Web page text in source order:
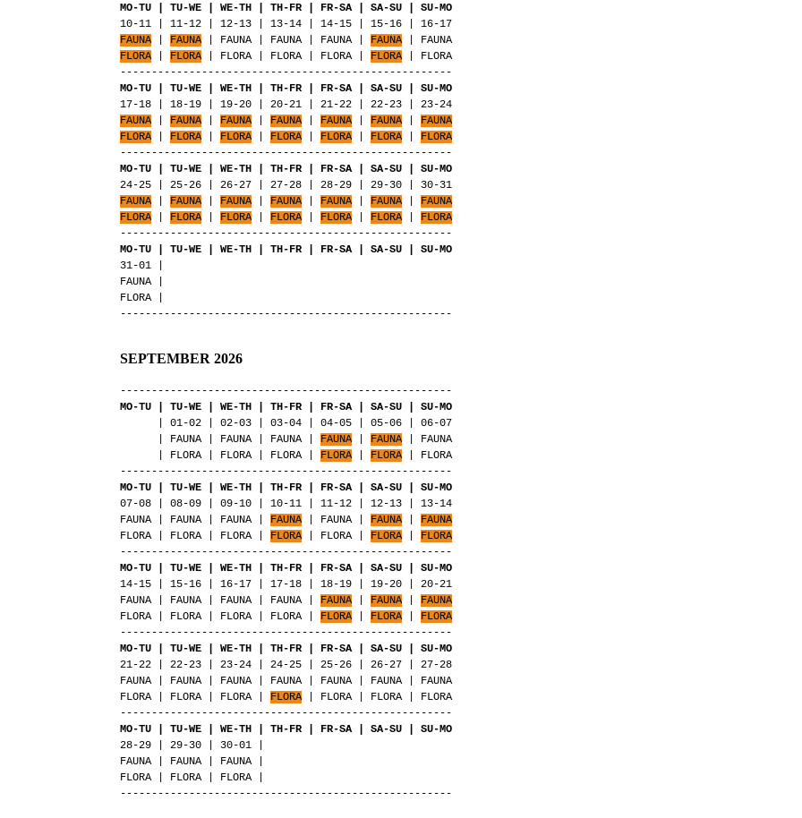
MO-TU | TU-WE | WE-TH | TH-FR | FR-SA | SA-SU | SU-MO
10-11 | 11-12 | 12-13 | 13-14 | 14-15 | 15-16 | 16-17
FAUNA
FAUNA | FAUNA | FAUNA | FAUNA | FAUNA | FAUNA
FLORA
FLORA | FLORA | FLORA | FLORA | FLORA | FLORA
-----------------------------------------------------
MO-TU | TU-WE | WE-TH | TH-FR | FR-SA | SA-SU | SU-MO
17-18 | 18-19 | 19-20 | 20-21 | 21-22 | 22-23 | 23-24
FAUNA
FAUNA FAUNA FAUNA FAUNA FAUNA
FAUNA
FLORA
FLORA FLORA FLORA FLORA FLORA
FLORA
-----------------------------------------------------
MO-TU | TU-WE | WE-TH | TH-FR | FR-SA | SA-SU | SU-MO
24-25 | 25-26 | 26-27 | 27-28 | 28-29 | 29-30 | 30-31
FAUNA
FAUNA FAUNA FAUNA FAUNA FAUNA
FAUNA
FLORA
FLORA FLORA FLORA FLORA FLORA
FLORA
-----------------------------------------------------
MO-TU | TU-WE | WE-TH | TH-FR | FR-SA | SA-SU | SU-MO
31-01 |
FAUNA |
FLORA |
-----------------------------------------------------
SEPTEMBER 2026
-----------------------------------------------------
MO-TU | TU-WE | WE-TH | TH-FR | FR-SA | SA-SU | SU-MO
| 01-02 | 02-03 | 03-04 | 04-05 | 05-06 | 06-07
| FAUNA | FAUNA | FAUNA | FAUNA FAUNA | FAUNA
| FLORA | FLORA | FLORA | FLORA FLORA | FLORA
-----------------------------------------------------
MO-TU | TU-WE | WE-TH | TH-FR | FR-SA | SA-SU | SU-MO
07-08 | 08-09 | 09-10 | 10-11 | 11-12 | 12-13 | 13-14
FAUNA | FAUNA | FAUNA | FAUNA | FAUNA | FAUNA
FAUNA
FLORA | FLORA | FLORA | FLORA | FLORA | FLORA
FLORA
-----------------------------------------------------
MO-TU | TU-WE | WE-TH | TH-FR | FR-SA | SA-SU | SU-MO
14-15 | 15-16 | 16-17 | 17-18 | 18-19 | 19-20 | 20-21
FAUNA | FAUNA | FAUNA | FAUNA | FAUNA FAUNA
FAUNA
FLORA | FLORA | FLORA | FLORA | FLORA FLORA
FLORA
-----------------------------------------------------
MO-TU | TU-WE | WE-TH | TH-FR | FR-SA | SA-SU | SU-MO
21-22 | 22-23 | 23-24 | 24-25 | 25-26 | 26-27 | 27-28
FAUNA | FAUNA | FAUNA | FAUNA | FAUNA | FAUNA | FAUNA
FLORA | FLORA | FLORA | FLORA | FLORA | FLORA | FLORA
-----------------------------------------------------
MO-TU | TU-WE | WE-TH | TH-FR | FR-SA | SA-SU | SU-MO
28-29 | 29-30 | 30-01 |
FAUNA | FAUNA | FAUNA |
FLORA | FLORA | FLORA |
-----------------------------------------------------